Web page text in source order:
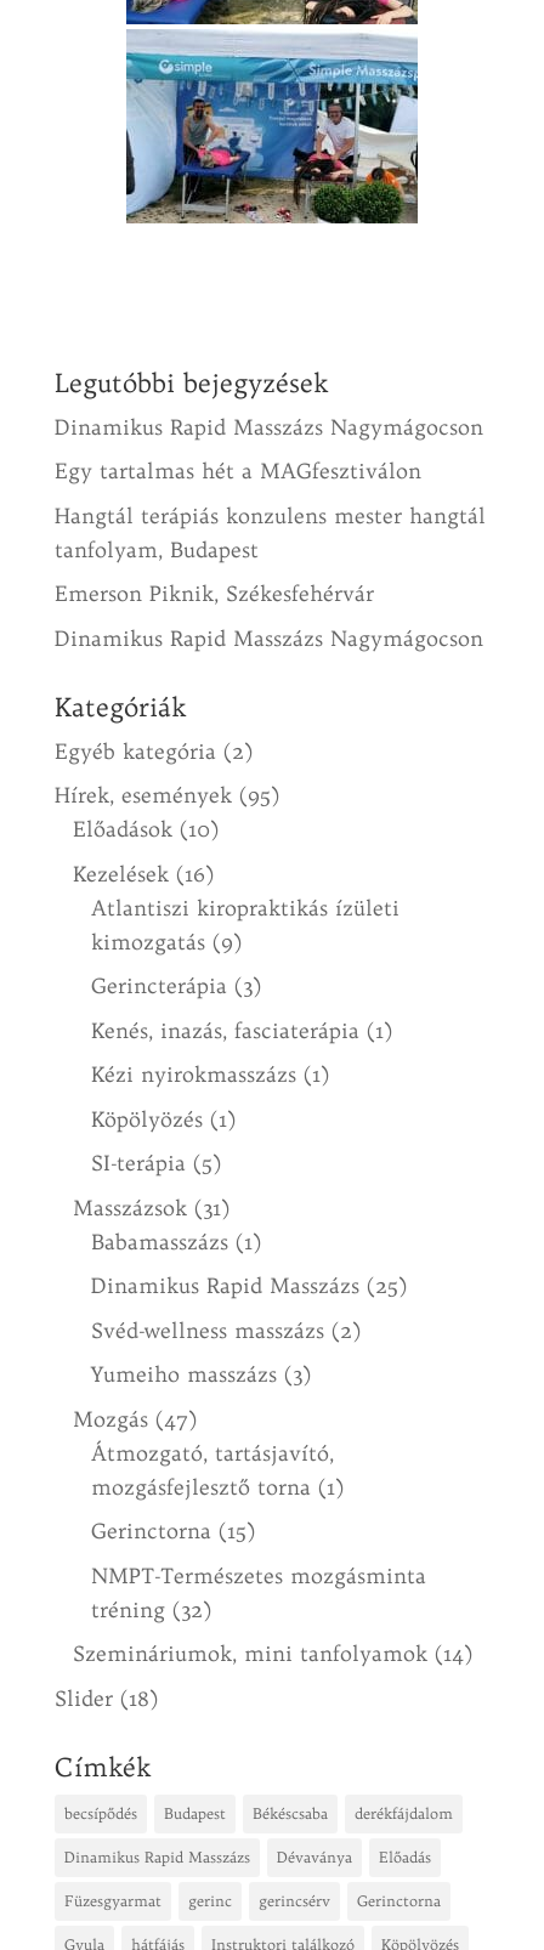
Legutóbbi bejegyzések
Dinamikus Rapid Masszázs Nagymágocson
Egy tartalmas hét a MAGfesztiválon
Hangtál terápiás konzulens mester hangtál
tanfolyam, Budapest
Emerson Piknik, Székesfehérvár
Dinamikus Rapid Masszázs Nagymágocson
Kategóriák
Egyéb kategória (2)
Hírek, események(95)
Előadások(10)
Kezelések (16)
Atlantiszi kiropraktikás ízületi
kimozgatás(9)
Gerincterápia (3)
Kenés, inazás, fasciaterápia (1)
Kézi nyirokmasszázs(1)
Köpölyözés(1)
SI-terápia (5)
Masszázsok (31)
Babamasszázs(1)
Dinamikus Rapid Masszázs(25)
Svéd-wellness masszázs(2)
Yumeiho masszázs(3)
Mozgás(47)
Átmozgató, tartásjavító,
mozgásfejlesztő torna (1)
Gerinctorna (15)
NMPT-Természetes mozgásminta
tréning(32)
Szemináriumok, mini tanfolyamok(14)
Slider(18)
Címkék
becsípődés Budapest Békéscsaba derékfájdalom
Dinamikus Rapid Masszázs Dévaványa Előadás
Füzesgyarmat gerinc gerincsérv Gerinctorna
Gyula hátfájás Instruktori találkozó Köpölyözés